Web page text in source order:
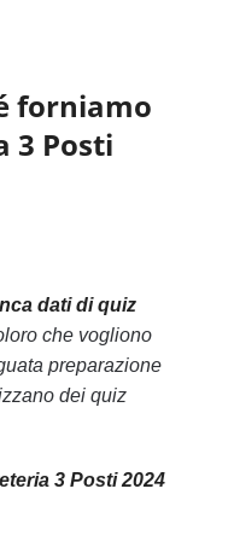
forniamo
3 Posti
dati di quiz
che vogliono
preparazione
dei quiz
3 Posti 2024